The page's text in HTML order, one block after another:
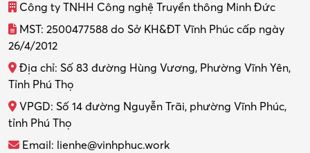
Thiết kế nội thất
Thợ máy – Ô tô – Xe máy
Thực tập
Công ty TNHH Công nghệ Truyền thông Minh Đức
MST: 2500477588 do Sở KH&ĐT Vĩnh Phúc cấp ngày
26/4/2012
Địa chỉ: Số 83 đường Hùng Vương, Phường Vĩnh Yên,
Tỉnh Phú Thọ
VPGD: Số 14 đường Nguyễn Trãi, phường Vĩnh Phúc,
tỉnh Phú Thọ
Email: lienhe@vinhphuc.work